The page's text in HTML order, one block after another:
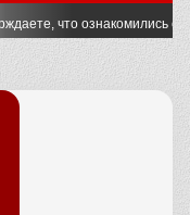
что ознакомились с